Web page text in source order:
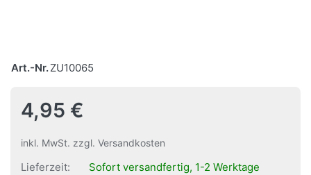
Art.-Nr.ZU10065
4,95 €
inkl. MwSt. zzgl. Versandkosten
Lieferzeit: Sofort versandfertig, 1-2 Werktage